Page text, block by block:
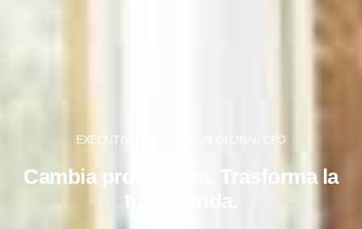
EXECUTIVE PROGRAM IN GLOBAL CFO
Cambia prospettiva. Trasforma la
tua azienda.